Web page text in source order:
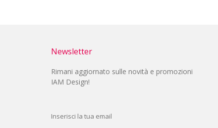
Newsletter
Rimani aggiornato sulle novità e promozioni
IAM Design!
Inserisci la tua email